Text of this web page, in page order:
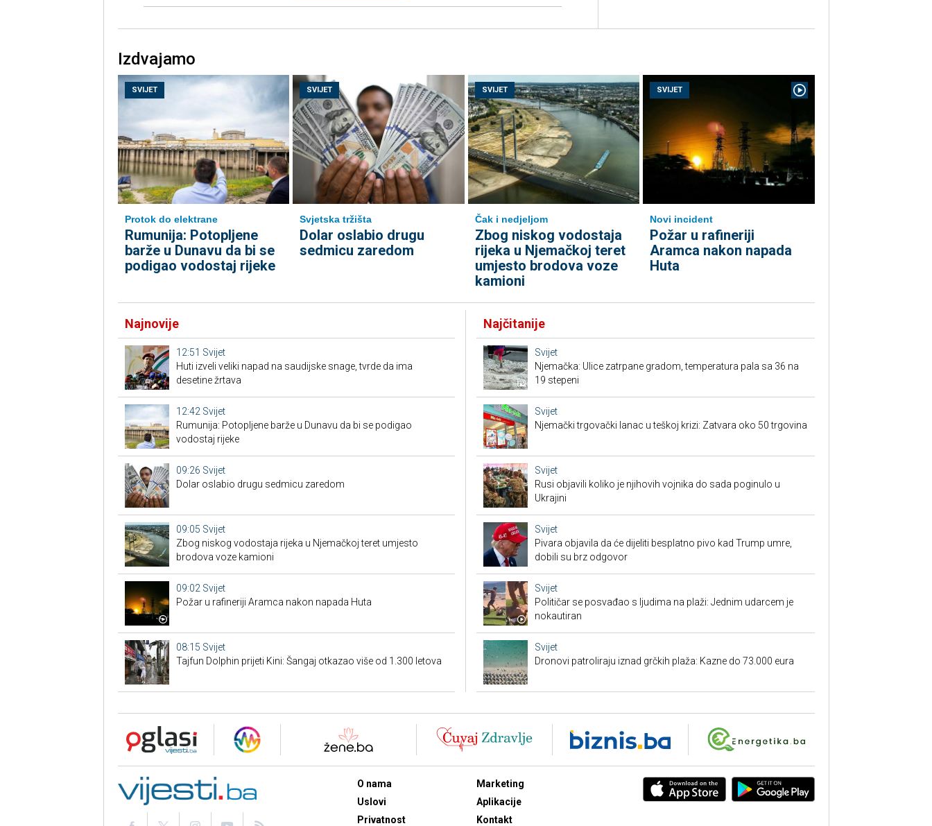
Izdvajamo
SVIJET
Protok do elektrane
Rumunija: Potopljene
barže u Dunavu da bi se
podigao vodostaj rijeke
SVIJET
Svjetska tržišta
Dolar oslabio drugu
sedmicu zaredom
SVIJET
Čak i nedjeljom
Zbog niskog vodostaja
rijeka u Njemačkoj teret
umjesto brodova voze
kamioni
SVIJET
Novi incident
Požar u rafineriji
Aramca nakon napada
Huta
Najnovije
12:51 Svijet
Huti izveli veliki napad na saudijske snage, tvrde da ima
desetine žrtava
12:42 Svijet
Rumunija: Potopljene barže u Dunavu da bi se podigao
vodostaj rijeke
09:26 Svijet
Dolar oslabio drugu sedmicu zaredom
09:05 Svijet
Zbog niskog vodostaja rijeka u Njemačkoj teret umjesto
brodova voze kamioni
09:02 Svijet
Požar u rafineriji Aramca nakon napada Huta
08:15 Svijet
Tajfun Dolphin prijeti Kini: Šangaj otkazao više od 1.300 letova
Najčitanije
Svijet
Njemačka: Ulice zatrpane gradom, temperatura pala sa 36 na
19 stepeni
Svijet
Njemački trgovački lanac u teškoj krizi: Zatvara oko 50 trgovina
Svijet
Rusi objavili koliko je njihovih vojnika do sada poginulo u
Ukrajini
Svijet
Pivara objavila da će dijeliti besplatno pivo kad Trump umre,
dobili su brz odgovor
Svijet
Političar se posvađao s ljudima na plaži: Jednim udarcem je
nokautiran
Svijet
Dronovi patroliraju iznad grčkih plaža: Kazne do 73.000 eura
O nama
Uslovi
Privatnost
Marketing
Aplikacije
Kontakt